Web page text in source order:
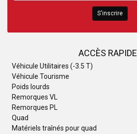
ACCÈS RAPIDE
Véhicule Utilitaires (-3.5 T)
Véhicule Tourisme
Poids lourds
Remorques VL
Remorques PL
Quad
Matériels traînés pour quad
S'inscrire